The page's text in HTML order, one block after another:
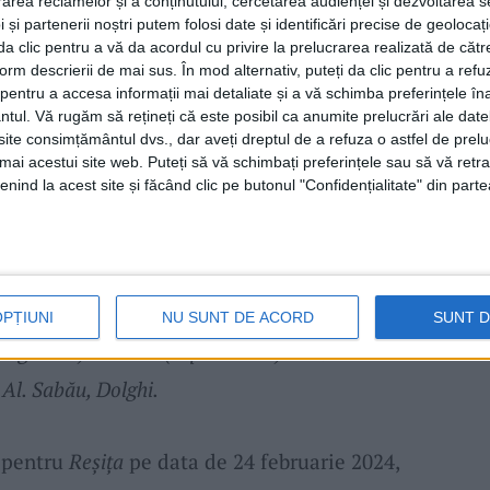
și partenerii noștri putem folosi date și identificări precise de
clic pentru a vă da acordul cu privire la prelucrarea realizată de
descrierii de mai sus. În mod alternativ, puteți da clic pentru a
a accesa informații mai detaliate și a vă schimba preferințele
Vă rugăm să rețineți că este posibil ca anumite prelucrări ale
consimțământul dvs., dar aveți dreptul de a refuza o astfel de
acestui site web. Puteți să vă schimbați preferințele sau să vă
la acest site și făcând clic pe butonul "Confidențialitate" din
NU SUNT DE ACORD SUNT
avantaj echipa gazdă, care a trimis în
șutul lui Năstăsie. În minutul 88,
și a marcat printr-un voleu de zile mari
scorul la 2-2. Echipa dinValea
jocuri în Liga 2 și termină anul 2023 la
puncte obținute în 15 partide.
Ndiaye 57′), Erico da Silva, Rimovecz –
Cristea 76′), Fota (Chera 71′) –
76′) – Lascu (Cip. Rus 57′). Rezerve
Sabău, Dolghi.
Reșița pe data de 24 februarie 2024,